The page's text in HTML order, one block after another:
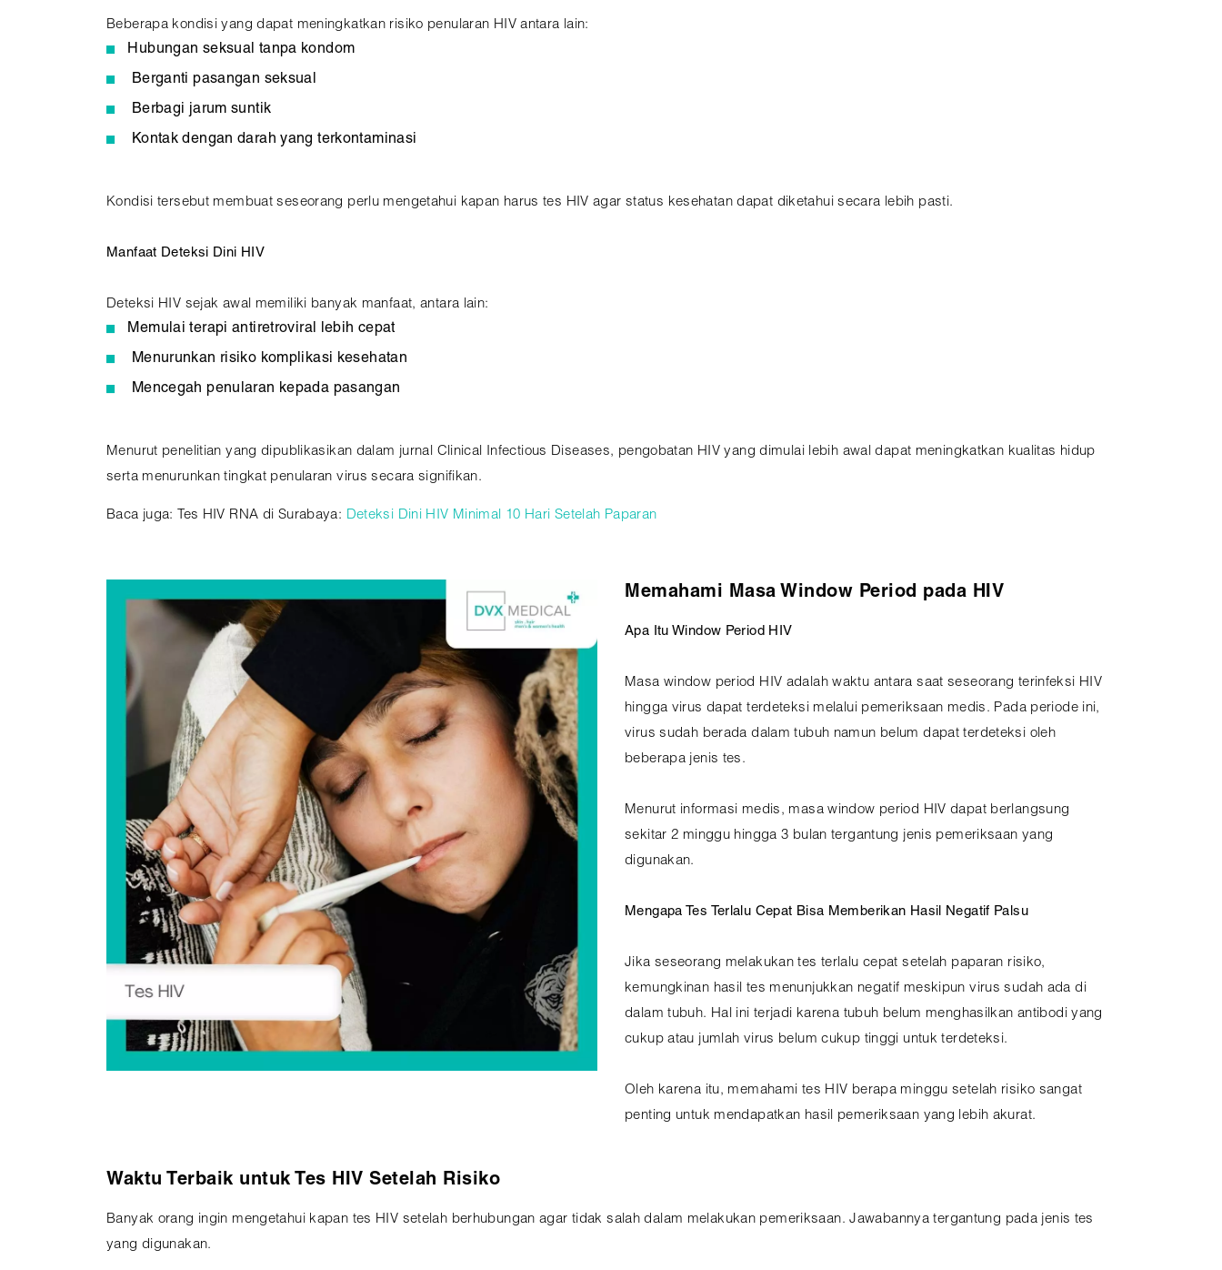
Beberapa kondisi yang dapat meningkatkan risiko penularan HIV antara lain:
Hubungan seksual tanpa kondom
Berganti pasangan seksual
Berbagi jarum suntik
Kontak dengan darah yang terkontaminasi
Kondisi tersebut membuat seseorang perlu mengetahui kapan harus tes HIV agar status kesehatan dapat diketahui secara lebih pasti.
Manfaat Deteksi Dini HIV
Deteksi HIV sejak awal memiliki banyak manfaat, antara lain:
Memulai terapi antiretroviral lebih cepat
Menurunkan risiko komplikasi kesehatan
Mencegah penularan kepada pasangan
Menurut penelitian yang dipublikasikan dalam jurnal Clinical Infectious Diseases, pengobatan HIV yang dimulai lebih awal dapat meningkatkan kualitas hidup
serta menurunkan tingkat penularan virus secara signifikan.
Baca juga: Tes HIV RNA di Surabaya: Deteksi Dini HIV Minimal 10 Hari Setelah Paparan
Memahami Masa Window Period pada HIV
Apa Itu Window Period HIV
Masa window period HIV adalah waktu antara saat seseorang terinfeksi HIV
hingga virus dapat terdeteksi melalui pemeriksaan medis. Pada periode ini,
virus sudah berada dalam tubuh namun belum dapat terdeteksi oleh
beberapa jenis tes.
Menurut informasi medis, masa window period HIV dapat berlangsung
sekitar 2 minggu hingga 3 bulan tergantung jenis pemeriksaan yang
digunakan.
Mengapa Tes Terlalu Cepat Bisa Memberikan Hasil Negatif Palsu
Jika seseorang melakukan tes terlalu cepat setelah paparan risiko,
kemungkinan hasil tes menunjukkan negatif meskipun virus sudah ada di
dalam tubuh. Hal ini terjadi karena tubuh belum menghasilkan antibodi yang
cukup atau jumlah virus belum cukup tinggi untuk terdeteksi.
Oleh karena itu, memahami tes HIV berapa minggu setelah risiko sangat
penting untuk mendapatkan hasil pemeriksaan yang lebih akurat.
Waktu Terbaik untuk Tes HIV Setelah Risiko
Banyak orang ingin mengetahui kapan tes HIV setelah berhubungan agar tidak salah dalam melakukan pemeriksaan. Jawabannya tergantung pada jenis tes
yang digunakan.